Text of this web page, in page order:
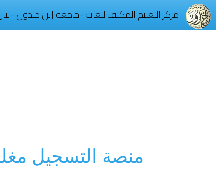
مركز التعليم المكثف للغات -جامعة إبن خلدون -
منصة التسجيل